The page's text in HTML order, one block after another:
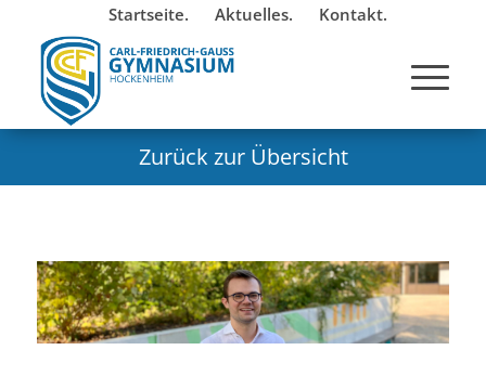
Startseite. Aktuelles. Kontakt.
Zurück zur Übersicht